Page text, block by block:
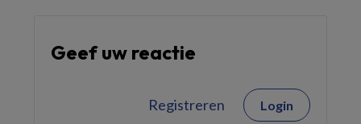
Geef uw reactie
Registreren Login